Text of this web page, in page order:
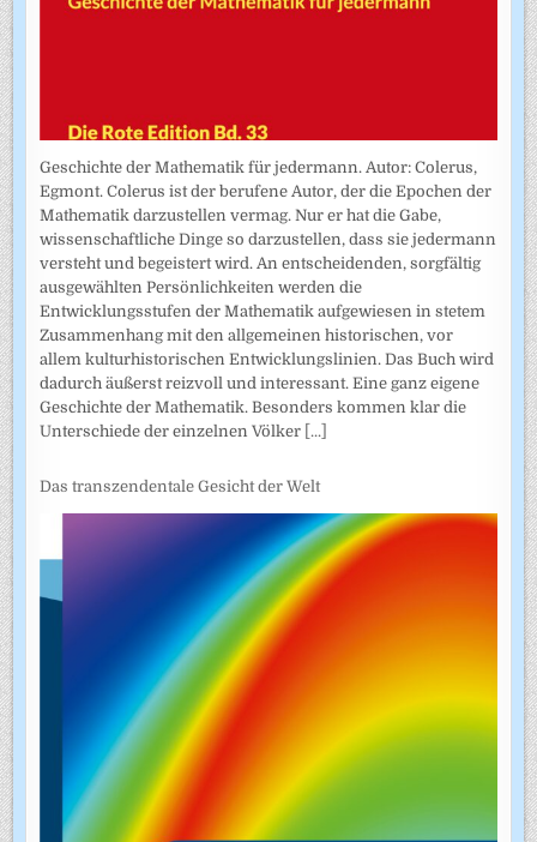
Geschichte der Mathematik für jedermann. Autor: Colerus,
Egmont. Colerus ist der berufene Autor, der die Epochen der
Mathematik darzustellen vermag. Nur er hat die Gabe,
wissenschaftliche Dinge so darzustellen, dass sie jedermann
versteht und begeistert wird. An entscheidenden, sorgfältig
ausgewählten Persönlichkeiten werden die
Entwicklungsstufen der Mathematik aufgewiesen in stetem
Zusammenhang mit den allgemeinen historischen, vor
allem kulturhistorischen Entwicklungslinien. Das Buch wird
dadurch äußerst reizvoll und interessant. Eine ganz eigene
Geschichte der Mathematik. Besonders kommen klar die
Unterschiede der einzelnen Völker [...]
Das transzendentale Gesicht der Welt